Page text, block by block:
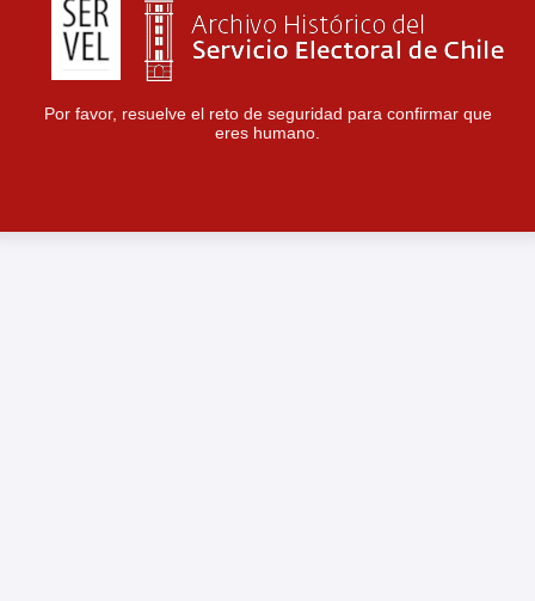
Por favor, resuelve el reto de seguridad para confirmar que
eres humano.